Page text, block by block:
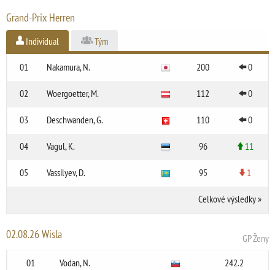
Grand-Prix Herren
Individual Tým
01 Nakamura, N. 200 0
02 Woergoetter, M. 112 0
03 Deschwanden, G. 110 0
04 Vagul, K. 96 11
05 Vassilyev, D. 95 1
Celkové výsledky»
02.08.26 Wisla
GP Ženy
01
Vodan, N. 242.2